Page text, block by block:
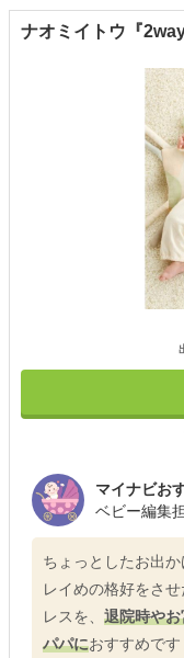
ナオミイトウ『
マイナビお
ベビー編集
ちょっとしたお出
レイめの格好をさ
レスを、 退院時や
パパにおすすめです